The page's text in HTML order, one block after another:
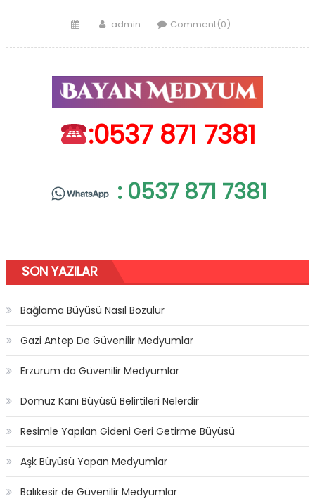
PostedAuthor
admin Comment(0)
:0537 871 7381
: 0537 871 7381
SON YAZILAR
Bağlama Büyüsü Nasıl Bozulur
Gazi Antep De Güvenilir Medyumlar
Erzurum da Güvenilir Medyumlar
Domuz Kanı Büyüsü Belirtileri Nelerdir
Resimle Yapılan Gideni Geri Getirme Büyüsü
Aşk Büyüsü Yapan Medyumlar
Balıkesir de Güvenilir Medyumlar